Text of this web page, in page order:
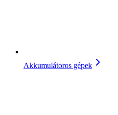
Akkumulátoros gépek